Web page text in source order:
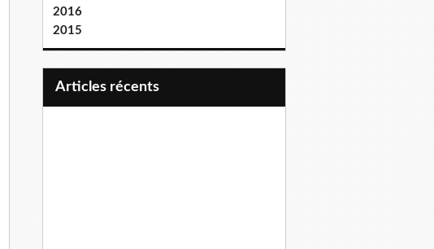
2016
2015
articles récents